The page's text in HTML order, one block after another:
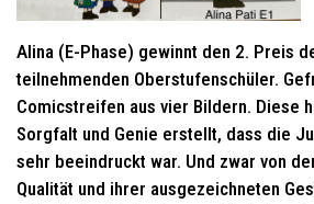
Alina (E-Phase) gewinnt den 2. Preis
teilnehmenden Oberstufenschüler.
Comicstreifen aus vier Bildern. Diese
Sorgfalt und Genie erstellt, dass die
sehr beeindruckt war. Und zwar von
Qualität und ihrer ausgezeichneten